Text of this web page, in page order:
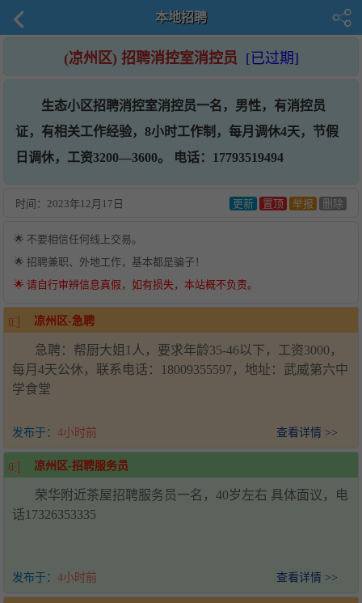
本地招聘
(凉州区) 招聘消控室消控员 [已过期]
生态小区招聘消控室消控员一名，男性，有消控员
证，有相关工作经验，8小时工作制，每月调休4天，节假
日调休，工资3200—3600。 电话：17793519494
时间： 2023年12月17日 更新 置顶 举报 删除
🌟 不要相信任何线上交易。
🌟 招聘兼职、外地工作，基本都是骗子！
🌟 请自行审辨信息真假，如有损失，本站概不负责。
凉州区-急聘
急聘：帮厨大姐1人，要求年龄35-46以下，工资3000，
每月4天公休，联系电话：18009355597，地址：武威第六中
学食堂
发布于： 4小时前 查看详情 >>
凉州区-招聘服务员
荣华附近茶屋招聘服务员一名，40岁左右 具体面议，电
话17326353335
发布于： 4小时前 查看详情 >>